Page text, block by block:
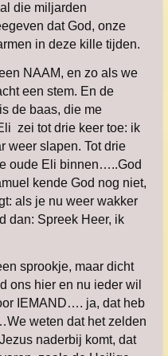
die miljarden
dat God, onze
in deze kille tijden.
NAAM, en zo als we
een stem. En de
de baas, die me
zei tot drie keer toe: ik
weer slapen. Tot drie
oude Eli binnen…..God
kende God nog niet,
als je nu weer wakker
dan: Spreek Heer, ik
sprookje, maar dicht
ons hier en nu ieder wil
IEMAND…. ja, dat heb
weten dat het zelden
naderbij komt, dat